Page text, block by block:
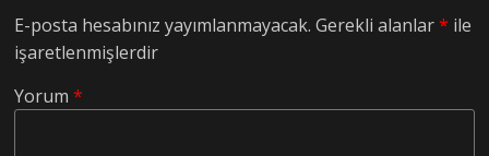
E-posta hesabınız yayımlanmayacak. Gerekli alanlar* ile
işaretlenmişlerdir
Yorum*